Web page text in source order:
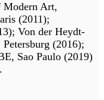
Modern Art,
(2011);
Von der Heydt-
(2016);
Sao Paulo (2019)